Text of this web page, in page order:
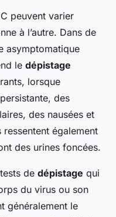
peuvent varier
à l’autre. Dans de
asymptomatique
le dépistage
lorsque
des
des nausées et
ressentent également
des urines foncées.
de dépistage qui
du virus ou son
généralement le